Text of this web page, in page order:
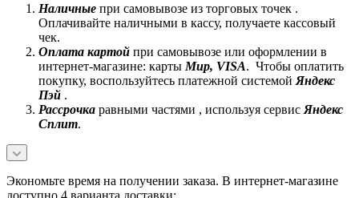
Наличные при самовывозе из торговых точек .
Оплачивайте наличными в кассу, получаете кассовый
чек.
Оплата картой при самовывозе или оформлении в
интернет-магазине: карты Mир, VISA. Чтобы оплатить
покупку, воспользуйтесь платежной системой Яндекс
Пэй .
Рассрочка равными частями , используя сервис Яндекс
Сплит.
Экономьте время на получении заказа. В интернет-магазине
доступно 4 варианта доставки: